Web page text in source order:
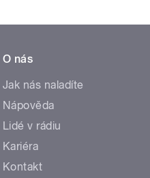
O nás
Jak nás naladíte
Nápověda
Lidé v rádiu
Kariéra
Kontakt